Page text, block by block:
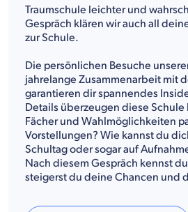
Traumschule leichter und
Gespräch klären wir auch all
zur Schule.
Die persönlichen Besuche
jahrelange Zusammenarbeit mit
garantieren dir spannendes
Details überzeugen diese
Fächer und Wahlmöglichkeiten
Vorstellungen? Wie kannst du
Schultag oder sogar auf
Nach diesem Gespräch kennst
steigerst du deine Chancen und